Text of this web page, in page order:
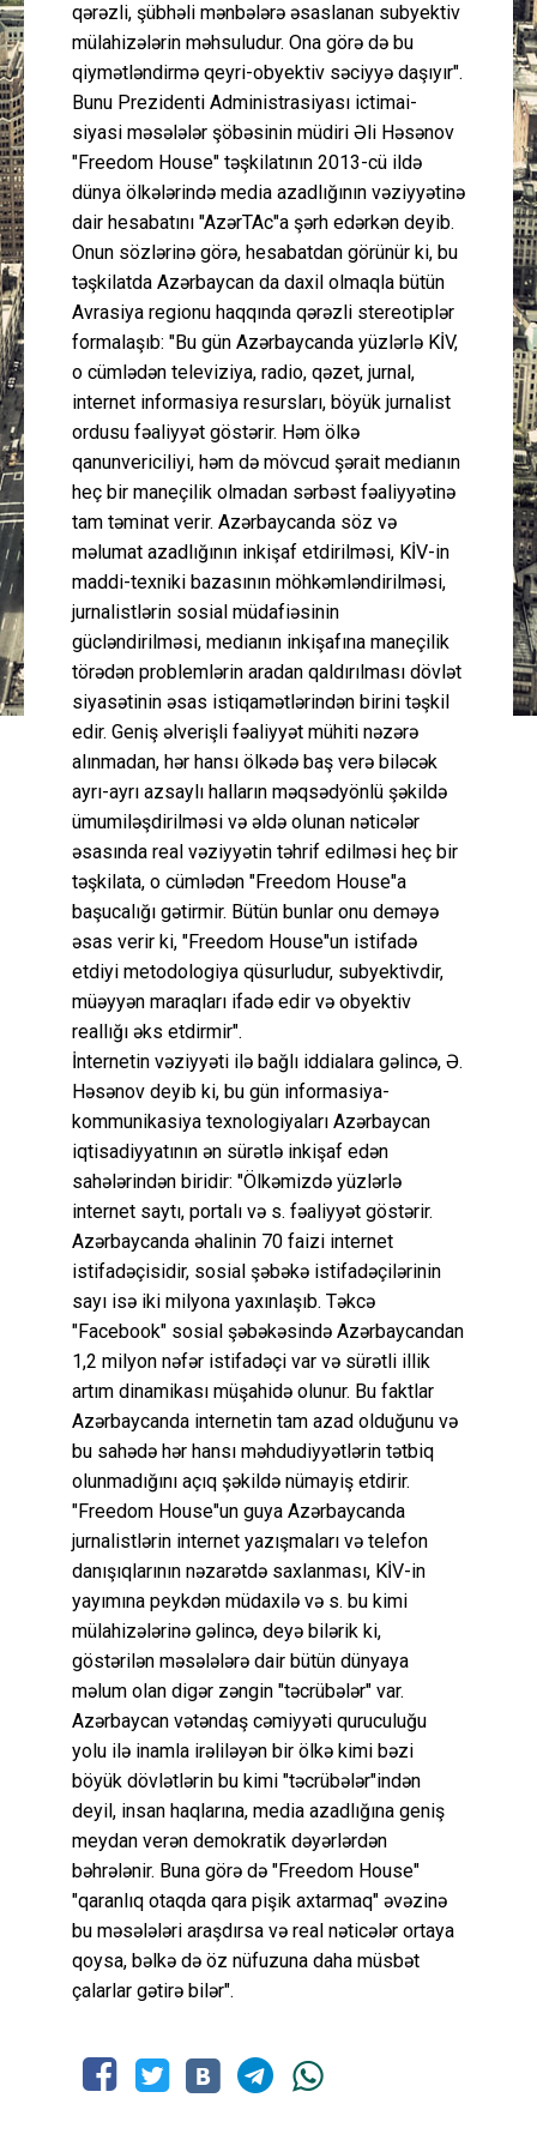
qərəzli, şübhəli mənbələrə əsaslanan subyektiv
mülahizələrin məhsuludur. Ona görə də bu
qiymətləndirmə qeyri-obyektiv səciyyə daşıyır".
Bunu Prezidenti Administrasiyası ictimai-
siyasi məsələlər şöbəsinin müdiri Əli Həsənov
"Freedom House" təşkilatının 2013-cü ildə
dünya ölkələrində media azadlığının vəziyyətinə
dair hesabatını "AzərTAc"a şərh edərkən deyib.
Onun sözlərinə görə, hesabatdan görünür ki, bu
təşkilatda Azərbaycan da daxil olmaqla bütün
Avrasiya regionu haqqında qərəzli stereotiplər
formalaşıb: "Bu gün Azərbaycanda yüzlərlə KİV,
o cümlədən televiziya, radio, qəzet, jurnal,
internet informasiya resursları, böyük jurnalist
ordusu fəaliyyət göstərir. Həm ölkə
qanunvericiliyi, həm də mövcud şərait medianın
heç bir maneçilik olmadan sərbəst fəaliyyətinə
tam təminat verir. Azərbaycanda söz və
məlumat azadlığının inkişaf etdirilməsi, KİV-in
maddi-texniki bazasının möhkəmləndirilməsi,
jurnalistlərin sosial müdafiəsinin
gücləndirilməsi, medianın inkişafına maneçilik
törədən problemlərin aradan qaldırılması dövlət
siyasətinin əsas istiqamətlərindən birini təşkil
edir. Geniş əlverişli fəaliyyət mühiti nəzərə
alınmadan, hər hansı ölkədə baş verə biləcək
ayrı-ayrı azsaylı halların məqsədyönlü şəkildə
ümumiləşdirilməsi və əldə olunan nəticələr
əsasında real vəziyyətin təhrif edilməsi heç bir
təşkilata, o cümlədən "Freedom House"a
başucalığı gətirmir. Bütün bunlar onu deməyə
əsas verir ki, "Freedom House"un istifadə
etdiyi metodologiya qüsurludur, subyektivdir,
müəyyən maraqları ifadə edir və obyektiv
reallığı əks etdirmir".
İnternetin vəziyyəti ilə bağlı iddialara gəlincə, Ə.
Həsənov deyib ki, bu gün informasiya-
kommunikasiya texnologiyaları Azərbaycan
iqtisadiyyatının ən sürətlə inkişaf edən
sahələrindən biridir: "Ölkəmizdə yüzlərlə
internet saytı, portalı və s. fəaliyyət göstərir.
Azərbaycanda əhalinin 70 faizi internet
istifadəçisidir, sosial şəbəkə istifadəçilərinin
sayı isə iki milyona yaxınlaşıb. Təkcə
"Facebook" sosial şəbəkəsində Azərbaycandan
1,2 milyon nəfər istifadəçi var və sürətli illik
artım dinamikası müşahidə olunur. Bu faktlar
Azərbaycanda internetin tam azad olduğunu və
bu sahədə hər hansı məhdudiyyətlərin tətbiq
olunmadığını açıq şəkildə nümayiş etdirir.
"Freedom House"un guya Azərbaycanda
jurnalistlərin internet yazışmaları və telefon
danışıqlarının nəzarətdə saxlanması, KİV-in
yayımına peykdən müdaxilə və s. bu kimi
mülahizələrinə gəlincə, deyə bilərik ki,
göstərilən məsələlərə dair bütün dünyaya
məlum olan digər zəngin "təcrübələr" var.
Azərbaycan vətəndaş cəmiyyəti quruculuğu
yolu ilə inamla irəliləyən bir ölkə kimi bəzi
böyük dövlətlərin bu kimi "təcrübələr"indən
deyil, insan haqlarına, media azadlığına geniş
meydan verən demokratik dəyərlərdən
bəhrələnir. Buna görə də "Freedom House"
"qaranlıq otaqda qara pişik axtarmaq" əvəzinə
bu məsələləri araşdırsa və real nəticələr ortaya
qoysa, bəlkə də öz nüfuzuna daha müsbət
çalarlar gətirə bilər".